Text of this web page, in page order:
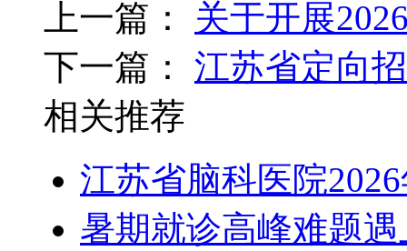
上一篇： 关于开展
下一篇： 江苏省定向
相关推荐
江苏省脑科医院
暑期就诊高峰难题